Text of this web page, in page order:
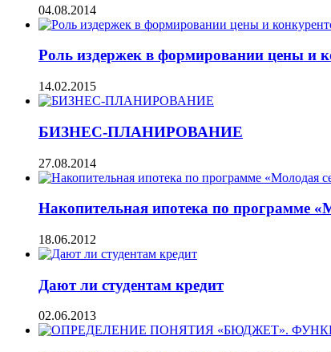
04.08.2014
Роль издержек в формировании цены и
14.02.2015
БИЗНЕС-ПЛАНИРОВАНИЕ
27.08.2014
Накопительная ипотека по программе
18.06.2012
Дают ли студентам кредит
02.06.2013